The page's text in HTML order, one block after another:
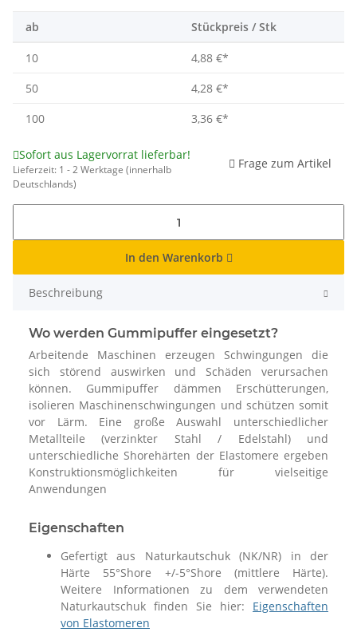
ab Stückpreis / Stk
10 4,88 €*
50
4,28 €*
100
3,36 €*
Sofort aus Lagervorrat lieferbar!
Lieferzeit: 1 - 2 Werktage (innerhalb
Deutschlands)
Frage zum Artikel
In den Warenkorb
Beschreibung
Wo werden Gummipuffer eingesetzt?
Arbeitende Maschinen erzeugen Schwingungen die
sich störend auswirken und Schäden verursachen
können. Gummipuffer dämmen Erschütterungen,
isolieren Maschinenschwingungen und schützen somit
vor Lärm. Eine große Auswahl unterschiedlicher
Metallteile (verzinkter Stahl / Edelstahl) und
unterschiedliche Shorehärten der Elastomere ergeben
Konstruktionsmöglichkeiten für vielseitige
Anwendungen
Eigenschaften
Gefertigt aus Naturkautschuk (NK/NR) in der
Härte 55°Shore +/-5°Shore (mittlere Härte).
Weitere Informationen zu dem verwendeten
Naturkautschuk finden Sie hier: Eigenschaften
von Elastomeren